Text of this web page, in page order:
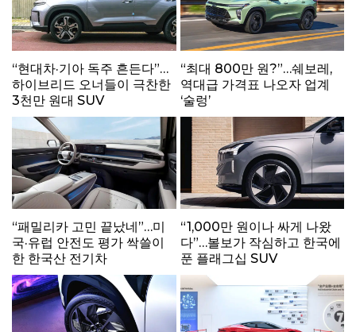
“현대차·기아 독주 흔든다”…
하이브리드 오너들이 극찬한
3천만 원대 SUV
“최대 800만 원?”…쉐보레,
역대급 가격표 나오자 업계
‘술렁’
“패밀리카 고민 끝났네”…미
국·유럽 안전도 평가 싹쓸이
한 한국산 전기차
“1,000만 원이나 싸게 나왔
다”…볼보가 작심하고 한국에
푼 플래그십 SUV